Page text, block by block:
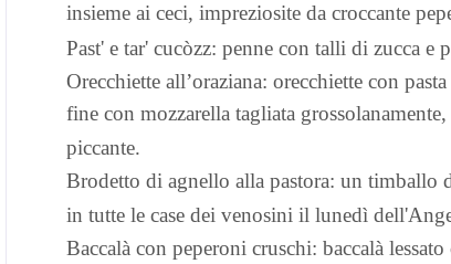
insieme ai ceci, impreziosite da croccante
Past' e tar' cucòzz: penne con talli di zucca e
Orecchiette all’oraziana: orecchiette con
fine con mozzarella tagliata
piccante.
Brodetto di agnello alla pastora: un timballo
in tutte le case dei venosini il lunedì
Baccalà con peperoni cruschi: baccalà